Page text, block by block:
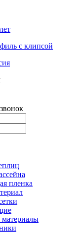
с клипсой
пленка